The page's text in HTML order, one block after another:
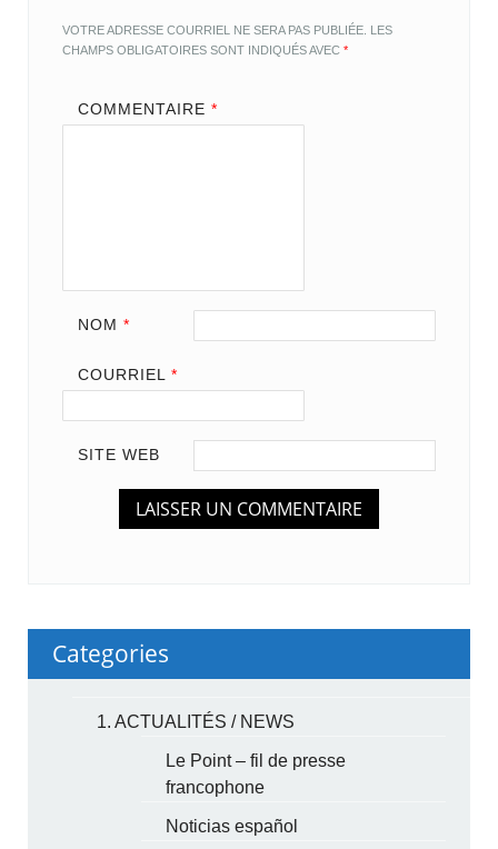
VOTRE ADRESSE COURRIEL NE SERA PAS PUBLIÉE. LES
CHAMPS OBLIGATOIRES SONT INDIQUÉS AVEC*
COMMENTAIRE *
NOM *
COURRIEL *
SITE WEB
Categories
1. ACTUALITÉS / NEWS
Le Point – fil de presse
francophone
Noticias español